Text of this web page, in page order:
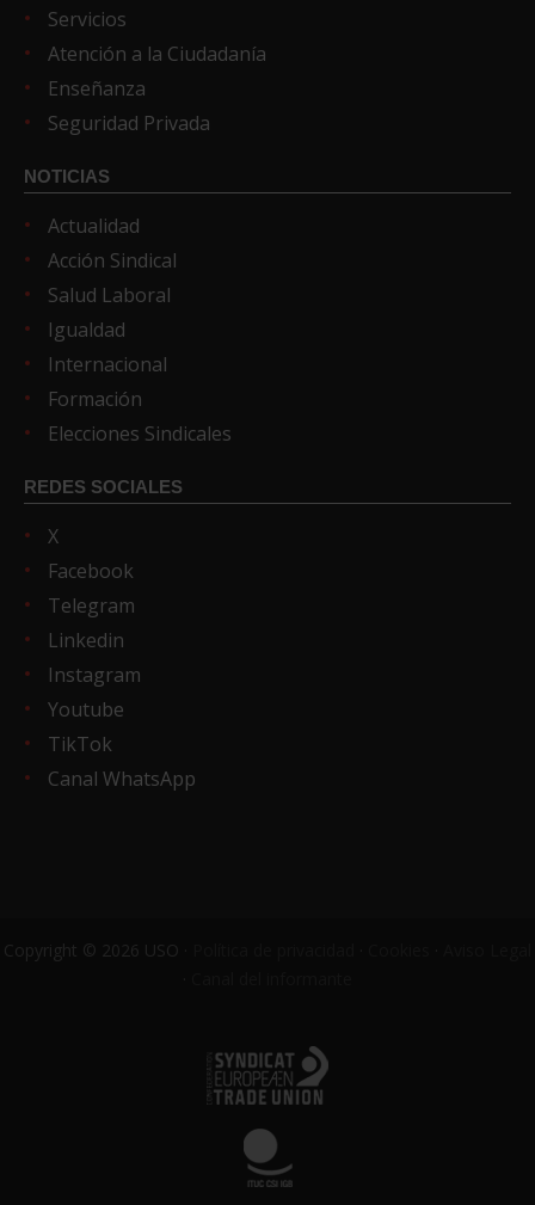
Servicios
Atención a la Ciudadanía
Enseñanza
Seguridad Privada
NOTICIAS
Actualidad
Acción Sindical
Salud Laboral
Igualdad
Internacional
Formación
Elecciones Sindicales
REDES SOCIALES
X
Facebook
Telegram
Linkedin
Instagram
Youtube
TikTok
Canal WhatsApp
Copyright © 2026 USO ·